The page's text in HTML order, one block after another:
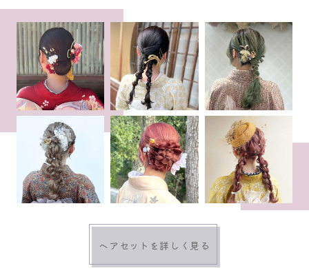
ヘアセットを詳しく見る